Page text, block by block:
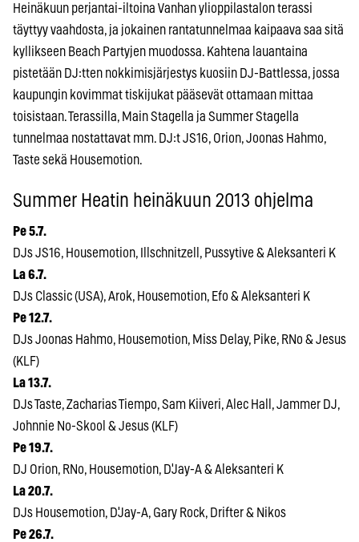
Heinäkuun perjantai-iltoina Vanhan ylioppilastalon terassi
täyttyy vaahdosta, ja jokainen rantatunnelmaa kaipaava saa sitä
kyllikseen Beach Partyjen muodossa. Kahtena lauantaina
pistetään DJ:tten nokkimisjärjestys kuosiin DJ-Battlessa, jossa
kaupungin kovimmat tiskijukat pääsevät ottamaan mittaa
toisistaan. Terassilla, Main Stagella ja Summer Stagella
tunnelmaa nostattavat mm. DJ:t JS16, Orion, Joonas Hahmo,
Taste sekä Housemotion.
Summer Heatin heinäkuun 2013 ohjelma
Pe 5.7.
DJs JS16, Housemotion, Illschnitzell, Pussytive & Aleksanteri K
La 6.7.
DJs Classic (USA), Arok, Housemotion, Efo & Aleksanteri K
Pe 12.7.
DJs Joonas Hahmo, Housemotion, Miss Delay, Pike, RNo & Jesus
(KLF)
La 13.7.
DJs Taste, Zacharias Tiempo, Sam Kiiveri, Alec Hall, Jammer DJ,
Johnnie No-Skool & Jesus (KLF)
Pe 19.7.
DJ Orion, RNo, Housemotion, D'Jay-A & Aleksanteri K
La 20.7.
DJs Housemotion, D'Jay-A, Gary Rock, Drifter & Nikos
Pe 26.7.